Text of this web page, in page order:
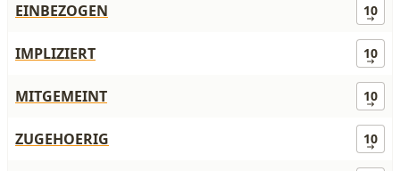
EINBEZOGEN
10
IMPLIZIERT 10
MITGEMEINT 10
ZUGEHOERIG 10